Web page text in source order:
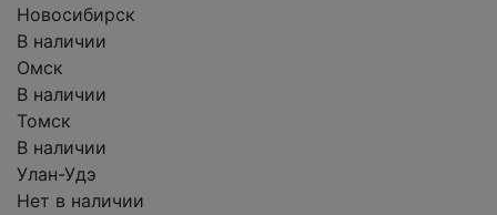
Новосибирск
В наличии
Омск
В наличии
Томск
В наличии
Улан-Удэ
Нет в наличии